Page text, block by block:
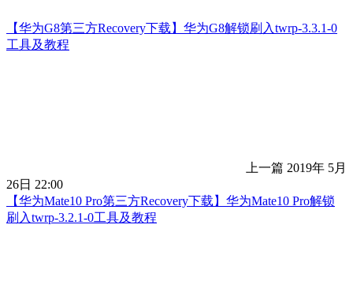
【华为G8第三方Recovery下载】华为G8解锁刷入twrp-3.3.1-0
工具及教程
上一篇 2019年 5月
26日 22:00
【华为Mate10 Pro第三方Recovery下载】华为Mate10 Pro解锁
刷入twrp-3.2.1-0工具及教程